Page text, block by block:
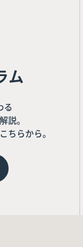
ム
る
説。
ちらから。